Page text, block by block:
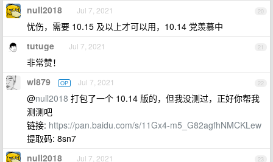
20
null2018 Jul 7, 2021
忧伤，需要 10.15 及以上才可以用，10.14 党羡慕中
21
tutuge Jul 7, 2021
非常赞！
22
wl879 OP Jul 7, 2021
@null2018 打包了一个 10.14 版的，但我没测过，正好你帮我
测测吧
链接: https://pan.baidu.com/s/11Gx4-m5_G82agfhNMCKLew
提取码: 8sn7
23
null2018 Jul 7, 2021